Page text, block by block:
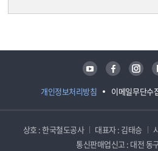
개인정보처리방침 이메일무단수
유튜브 페이스북 인스타그램
상호 : 한국철도공사 대표자 : 김태승
통신판매업신고 : 대전 동